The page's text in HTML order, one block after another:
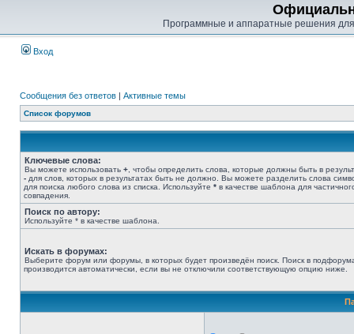
Программные и аппаратные решения
Вход
Сообщения без ответов | Активные темы
Список форумов
Ключевые слова:
Вы можете использовать + , чтобы определить слова, которые должны быть в
- для слов, которых в результатах быть не должно. Вы можете разделить слова
для поиска любого слова из списка. Используйте * в качестве шаблона для
совпадения.
Поиск по автору:
Используйте * в качестве шаблона.
Искать в форумах:
Выберите форум или форумы, в которых будет произведён поиск. Поиск в
производится автоматически, если вы не отключили соответствующую опцию ниже.